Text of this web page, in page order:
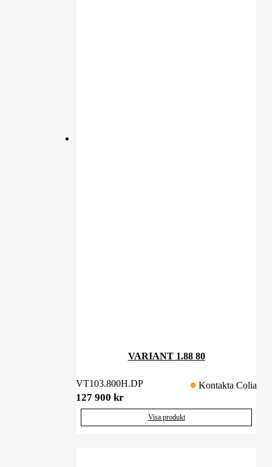
VARIANT 1.88 80
VT103.800H.DP Kontakta Colia
127 900 kr
Visa produkt